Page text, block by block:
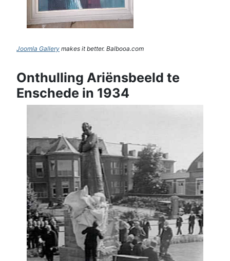
Joomla Gallery makes it better. Balbooa.com
Onthulling Ariënsbeeld te
Enschede in 1934